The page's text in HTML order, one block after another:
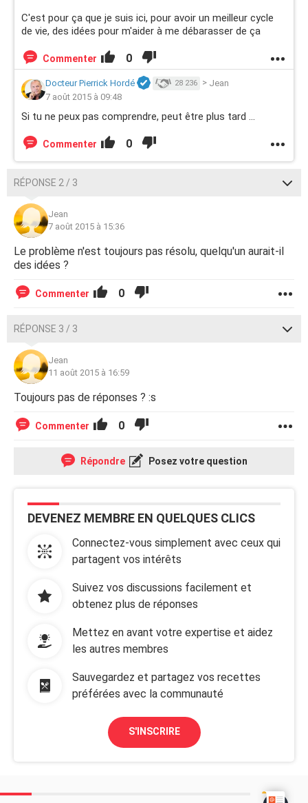
C'est pour ça que je suis ici, pour avoir un meilleur cycle
de vie, des idées pour m'aider à me débarasser de ça
Commenter 0
Docteur Pierrick Hordé 28 236 > Jean
7 août 2015 à 09:48
Si tu ne peux pas comprendre, peut être plus tard ...
Commenter 0
RÉPONSE 2 / 3
Jean
7 août 2015 à 15:36
Le problème n'est toujours pas résolu, quelqu'un aurait-il
des idées ?
Commenter 0
RÉPONSE 3 / 3
Jean
11 août 2015 à 16:59
Toujours pas de réponses ? :s
Commenter 0
Répondre Posez votre question
DEVENEZ MEMBRE EN QUELQUES CLICS
Connectez-vous simplement avec ceux qui
partagent vos intérêts
Suivez vos discussions facilement et
obtenez plus de réponses
Mettez en avant votre expertise et aidez
les autres membres
Sauvegardez et partagez vos recettes
préférées avec la communauté
S'INSCRIRE